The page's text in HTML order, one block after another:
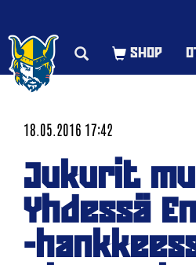
18.05.2016 17:42
Jukurit
Yhdessä
-